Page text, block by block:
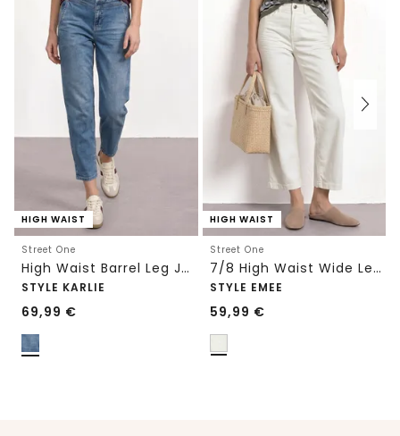
HIGH WAIST
Street One
High Waist Barrel Leg Jeans im Loose Fit
STYLE KARLIE
69,99 €
HIGH WAIST
Street One
7/8 High Waist Wide Leg Jeans im Loose Fit
STYLE EMEE
59,99 €